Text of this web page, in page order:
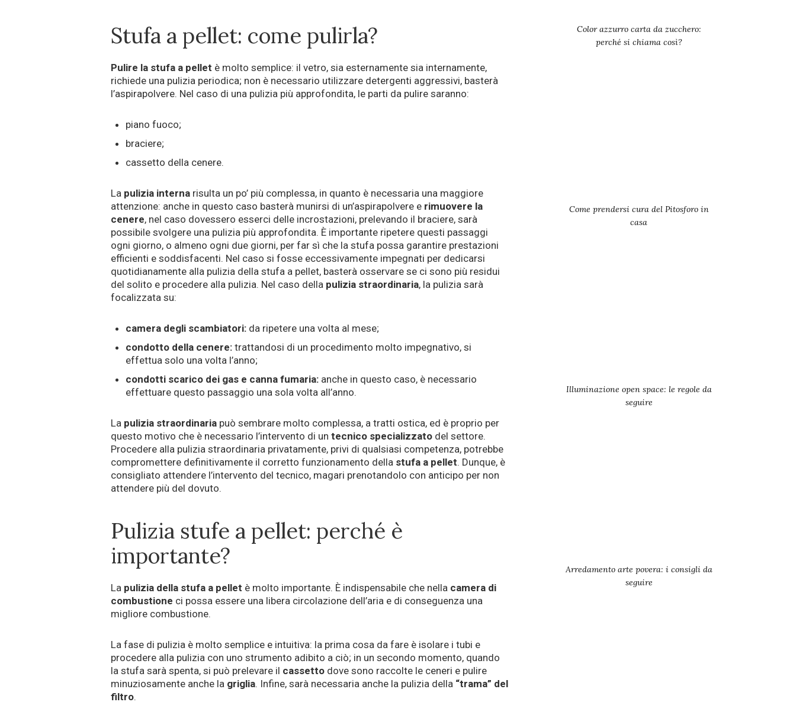
Stufa a pellet: come pulirla?
Pulire la stufa a pellet è molto semplice: il vetro, sia esternamente sia internamente,
richiede una pulizia periodica; non è necessario utilizzare detergenti aggressivi, basterà
l’aspirapolvere. Nel caso di una pulizia più approfondita, le parti da pulire saranno:
piano fuoco;
braciere;
cassetto della cenere.
La pulizia interna risulta un po’ più complessa, in quanto è necessaria una maggiore
attenzione: anche in questo caso basterà munirsi di un’aspirapolvere e rimuovere la
cenere, nel caso dovessero esserci delle incrostazioni, prelevando il braciere, sarà
possibile svolgere una pulizia più approfondita. È importante ripetere questi passaggi
ogni giorno, o almeno ogni due giorni, per far sì che la stufa possa garantire prestazioni
efficienti e soddisfacenti. Nel caso si fosse eccessivamente impegnati per dedicarsi
quotidianamente alla pulizia della stufa a pellet, basterà osservare se ci sono più residui
del solito e procedere alla pulizia. Nel caso della pulizia straordinaria, la pulizia sarà
focalizzata su:
camera degli scambiatori: da ripetere una volta al mese;
condotto della cenere: trattandosi di un procedimento molto impegnativo, si
effettua solo una volta l’anno;
condotti scarico dei gas e canna fumaria: anche in questo caso, è necessario
effettuare questo passaggio una sola volta all’anno.
La pulizia straordinaria può sembrare molto complessa, a tratti ostica, ed è proprio per
questo motivo che è necessario l’intervento di un tecnico specializzato del settore.
Procedere alla pulizia straordinaria privatamente, privi di qualsiasi competenza, potrebbe
compromettere definitivamente il corretto funzionamento della stufa a pellet. Dunque, è
consigliato attendere l’intervento del tecnico, magari prenotandolo con anticipo per non
attendere più del dovuto.
Pulizia stufe a pellet: perché è
importante?
La pulizia della stufa a pellet è molto importante. È indispensabile che nella camera di
combustione ci possa essere una libera circolazione dell’aria e di conseguenza una
migliore combustione.
La fase di pulizia è molto semplice e intuitiva: la prima cosa da fare è isolare i tubi e
procedere alla pulizia con uno strumento adibito a ciò; in un secondo momento, quando
la stufa sarà spenta, si può prelevare il cassetto dove sono raccolte le ceneri e pulire
minuziosamente anche la griglia. Infine, sarà necessaria anche la pulizia della “trama” del
filtro.
Color azzurro carta da zucchero:
perché si chiama così?
Come prendersi cura del Pitosforo in
casa
Illuminazione open space: le regole da
seguire
Arredamento arte povera: i consigli da
seguire